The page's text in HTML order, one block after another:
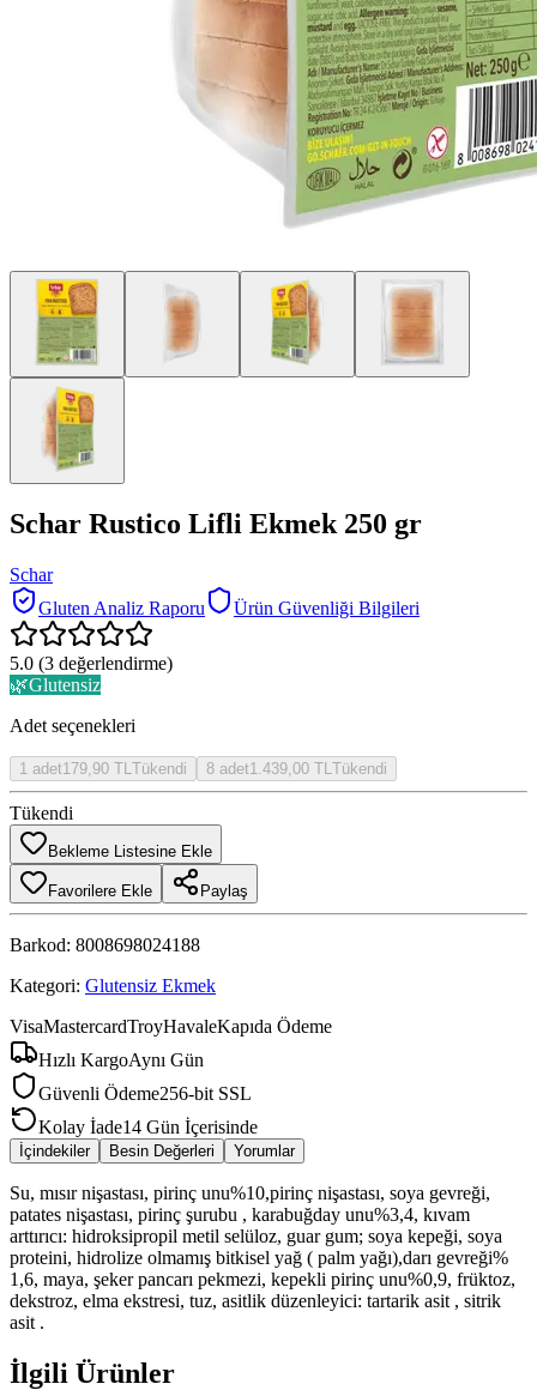
Schar Rustico Lifli Ekmek 250 gr
Schar
Gluten Analiz Raporu
Ürün Güvenliği Bilgileri
5.0 (3 değerlendirme)
🌿Glutensiz
Adet seçenekleri
1 adet179,90 TL Tükendi 8 adet1.439,00 TL Tükendi
Tükendi
Bekleme Listesine Ekle
Favorilere Ekle Paylaş
Barkod: 8008698024188
Kategori: Glutensiz Ekmek
VisaMastercardTroyHavaleKapıda Ödeme
Hızlı KargoAynı Gün
Güvenli Ödeme256-bit SSL
Kolay İade14 Gün İçerisinde
İçindekiler Besin Değerleri Yorumlar
Su, mısır nişastası, pirinç unu%10,pirinç nişastası, soya gevreği,
patates nişastası, pirinç şurubu , karabuğday unu%3,4, kıvam
arttırıcı: hidroksipropil metil selüloz, guar gum; soya kepeği, soya
proteini, hidrolize olmamış bitkisel yağ ( palm yağı),darı gevreği%
1,6, maya, şeker pancarı pekmezi, kepekli pirinç unu%0,9, früktoz,
dekstroz, elma ekstresi, tuz, asitlik düzenleyici: tartarik asit , sitrik
asit .
İlgili Ürünler